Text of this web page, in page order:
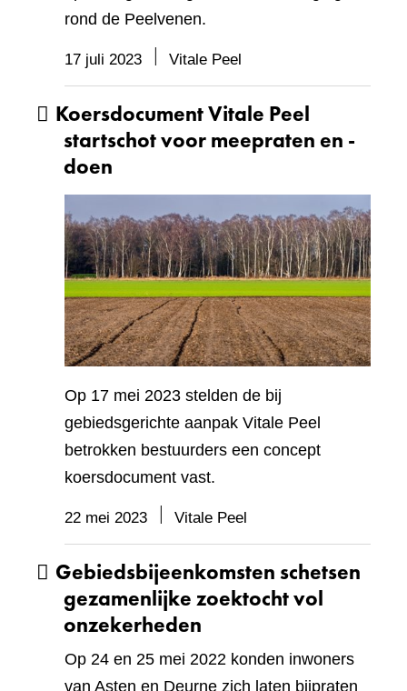
rond de Peelvenen.
17 juli 2023 Vitale Peel
Koersdocument Vitale Peel
startschot voor meepraten en -
doen
Op 17 mei 2023 stelden de bij
gebiedsgerichte aanpak Vitale Peel
betrokken bestuurders een concept
koersdocument vast.
22 mei 2023 Vitale Peel
Gebiedsbijeenkomsten schetsen
gezamenlijke zoektocht vol
onzekerheden
Op 24 en 25 mei 2022 konden inwoners
van Asten en Deurne zich laten bijpraten